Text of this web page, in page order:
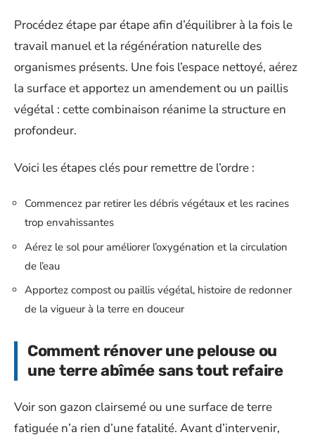
Procédez étape par étape afin d’équilibrer à la fois le
travail manuel et la régénération naturelle des
organismes présents. Une fois l’espace nettoyé, aérez
la surface et apportez un amendement ou un paillis
végétal : cette combinaison réanime la structure en
profondeur.
Voici les étapes clés pour remettre de l’ordre :
Commencez par retirer les débris végétaux et les racines
trop envahissantes
Aérez le sol pour améliorer l’oxygénation et la circulation
de l’eau
Apportez compost ou paillis végétal, histoire de redonner
de la vigueur à la terre en douceur
Comment rénover une pelouse ou
une terre abîmée sans tout refaire
Voir son gazon clairsemé ou une surface de terre
fatiguée n’a rien d’une fatalité. Avant d’intervenir,